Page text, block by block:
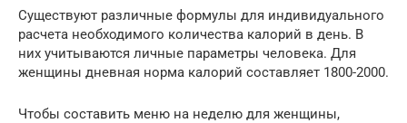
Существуют различные формулы для индивидуального
расчета необходимого количества калорий в день. В
них учитываются личные параметры человека. Для
женщины дневная норма калорий составляет 1800-2000.
Чтобы составить меню на неделю для женщины,